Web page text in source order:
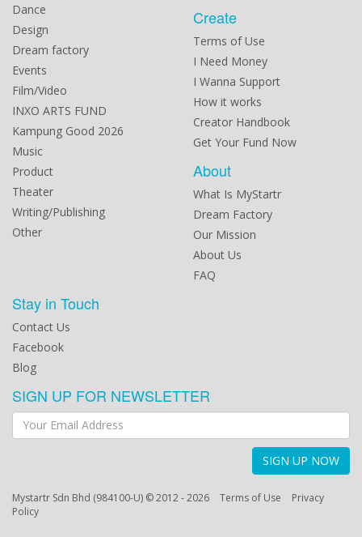
Dance
Design
Dream factory
Events
Film/Video
INXO ARTS FUND
Kampung Good 2026
Music
Product
Theater
Writing/Publishing
Other
Create
Terms of Use
I Need Money
I Wanna Support
How it works
Creator Handbook
Get Your Fund Now
About
What Is MyStartr
Dream Factory
Our Mission
About Us
FAQ
Stay in Touch
Contact Us
Facebook
Blog
SIGN UP FOR NEWSLETTER
SIGN UP NOW
Mystartr Sdn Bhd (984100-U) © 2012 - 2026 Terms of Use
Privacy
Policy